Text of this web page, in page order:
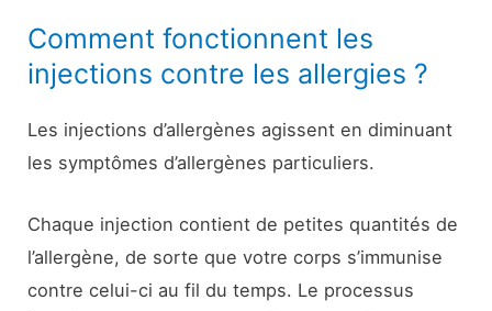
Comment fonctionnent les
injections contre les allergies ?
Les injections d’allergènes agissent en diminuant
les symptômes d’allergènes particuliers.
Chaque injection contient de petites quantités de
l’allergène, de sorte que votre corps s’immunise
contre celui-ci au fil du temps. Le processus